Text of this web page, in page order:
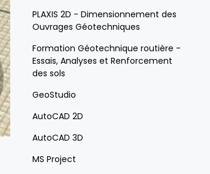
PLAXIS 2D - Dimensionnement des
Ouvrages Géotechniques
Formation Géotechnique routière -
Essais, Analyses et Renforcement
des sols
GeoStudio
AutoCAD 2D
AutoCAD 3D
MS Project